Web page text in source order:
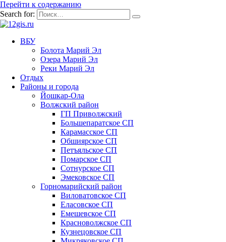
Перейти к содержанию
Search for:
ВБУ
Болота Марий Эл
Озера Марий Эл
Реки Марий Эл
Отдых
Районы и города
Йошкар-Ола
Волжский район
ГП Приволжский
Большепаратское СП
Карамасское СП
Обшиярское СП
Петъяльское СП
Помарское СП
Сотнурское СП
Эмековское СП
Горномарийский район
Виловатовское СП
Еласовское СП
Емешевское СП
Красноволжское СП
Кузнецовское СП